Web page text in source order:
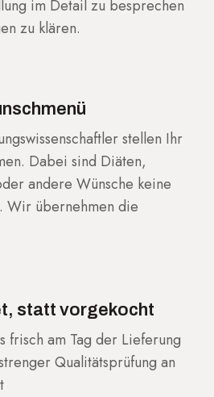
im Detail zu besprechen
zu klären.
stellen Ihr
Dabei sind Diäten,
andere Wünsche keine
Wir übernehmen die
statt vorgekocht
frisch am Tag der Lieferung
Qualitätsprüfung an